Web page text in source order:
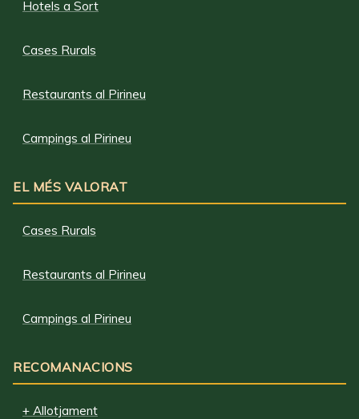
Hotels a Sort
Cases Rurals
Restaurants al Pirineu
Campings al Pirineu
EL MÉS VALORAT
Cases Rurals
Restaurants al Pirineu
Campings al Pirineu
RECOMANACIONS
+ Allotjament